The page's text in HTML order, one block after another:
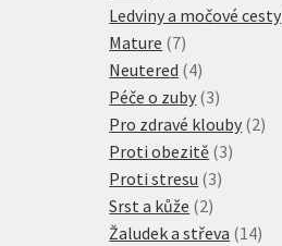
produkty
Ledviny a močové cesty
Mature 77
produktů
Neutered 44
produkty
Péče o zuby 33
produkty
Pro zdravé klouby 22
Proti obezitě 33
Proti stresu 33
Srst a kůže 22
produkty
Žaludek a střeva 1414